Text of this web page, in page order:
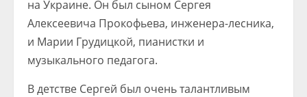
на Украине. Он был сыном Сергея
Алексеевича Прокофьева, инженера-лесника,
и Марии Грудицкой, пианистки и
музыкального педагога.
В детстве Сергей был очень талантливым